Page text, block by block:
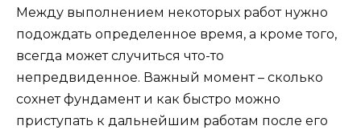
Между выполнением некоторых работ нужно
подождать определенное время, а кроме того,
всегда может случиться что-то
непредвиденное. Важный момент – сколько
сохнет фундамент и как быстро можно
приступать к дальнейшим работам после его